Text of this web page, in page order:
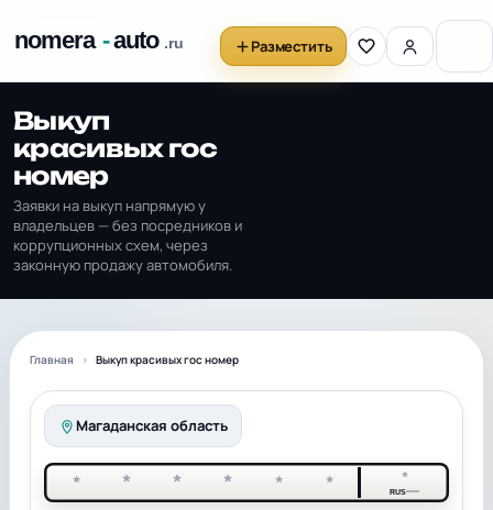
Разместить
Выкуп
красивых гос
номер
Заявки на выкуп напрямую у
владельцев — без посредников и
коррупционных схем, через
законную продажу автомобиля.
Главная Выкуп красивых гос номер
Магаданская область
* * * * * * *
RUS